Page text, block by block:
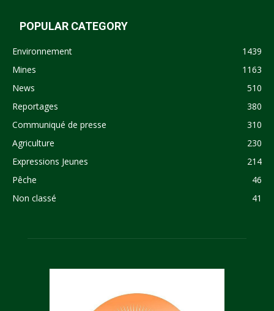
POPULAR CATEGORY
Environnement
1439
Mines
1163
News
510
Reportages
380
Communiqué de presse
310
Agriculture
230
Expressions Jeunes
214
Pêche
46
Non classé
41